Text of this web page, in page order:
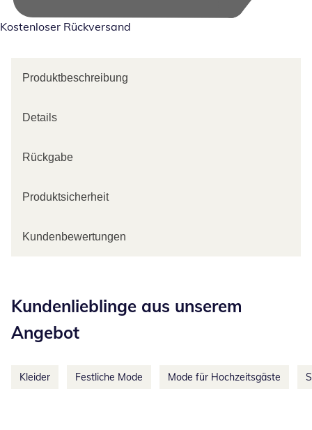
Kostenloser Rückversand
Produktbeschreibung
Details
Rückgabe
Produktsicherheit
Kundenbewertungen
Kundenlieblinge aus unserem
Angebot
Kleider Festliche Mode Mode für Hochzeitsgäste